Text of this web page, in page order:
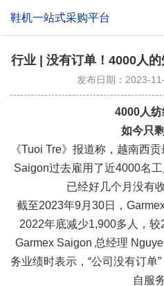
鞋机一站式采购平台
行业 | 没有订单！4000人
发布日期：2023-
4000人
如今只
《Tuoi Tre》报道称，越南西
Saigon过去雇用了近4000名
已经好几个月没有
截至2023年9月30日，
2022年底减少1,900多人，较
Garmex Saigon 总经理
务业绩时表示，“公司没有订单
自服务